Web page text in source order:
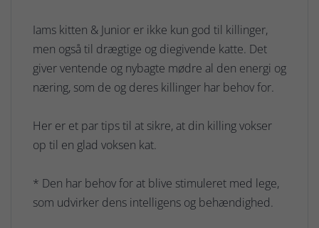
Iams kitten & Junior er ikke kun god til killinger,
men også til drægtige og diegivende katte. Det
giver ventende og nybagte mødre al den energi og
næring, som de og deres killinger har behov for.
Her er et par tips til at sikre, at din killing vokser
op til en glad voksen kat.
* Den har behov for at blive stimuleret med lege,
som udvirker dens intelligens og behændighed.